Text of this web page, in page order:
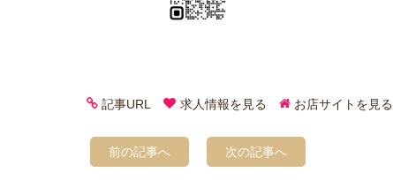
記事URL 求人情報を見る お店サイトを見る
前の記事へ 次の記事へ